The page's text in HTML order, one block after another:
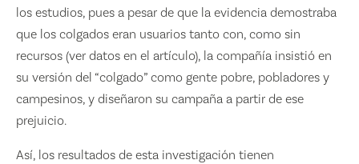
los estudios, pues a pesar de que la evidencia demostraba
que los colgados eran usuarios tanto con, como sin
recursos (ver datos en el artículo), la compañía insistió en
su versión del “colgado” como gente pobre, pobladores y
campesinos, y diseñaron su campaña a partir de ese
prejuicio.
Así, los resultados de esta investigación tienen